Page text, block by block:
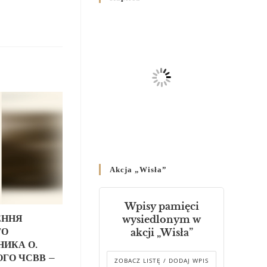
О.
ЧСВВ –
Родин
Справ Молоді та встановленя
складу Катихитичної Комісії
днях 2-12 липня 2024 р.”
Декрет єпископів
Перемисько-Варшавської
Митрополії стосовно
звершування Божественної
літургії
Akcja „Wisła”
Wpisy pamięci
wysiedlonym w
akcji „Wisła”
ZOBACZ LISTĘ / DODAJ WPIS